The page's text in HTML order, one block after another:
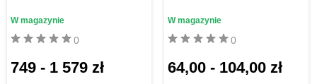
0
W magazynie
749 - 1 579 zł
0
W magazynie
64,00 - 104,00 zł